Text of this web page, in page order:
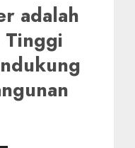
adalah
Tinggi